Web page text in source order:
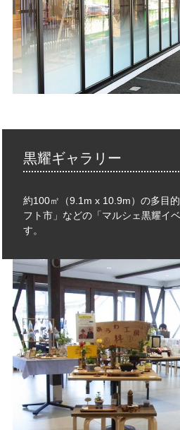
黒耀ギャラリー
約100㎡（9.1m x 10.9m）の多目
フト市」などの「マルシェ黒耀イ
す。